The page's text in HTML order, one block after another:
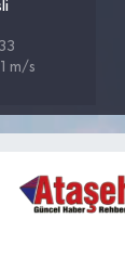
m/s